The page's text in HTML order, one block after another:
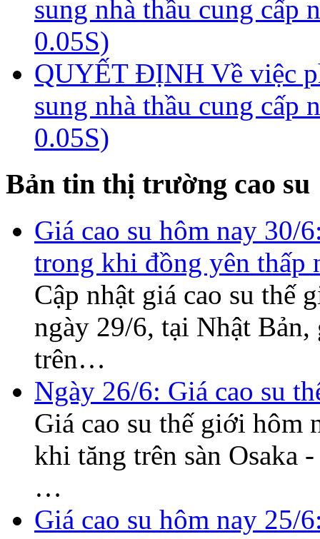
sung nhà thầu cung cấp
0.05S)
QUYẾT ĐỊNH Về việc
sung nhà thầu cung cấp
0.05S)
Bản tin thị trường cao su
Giá cao su hôm nay 30/
trong khi đồng yên thấp
Cập nhật giá cao su thế
ngày 29/6, tại Nhật Bản,
trên…
Ngày 26/6: Giá cao su
Giá cao su thế giới hôm
khi tăng trên sàn Osaka
…
Giá cao su hôm nay 25/